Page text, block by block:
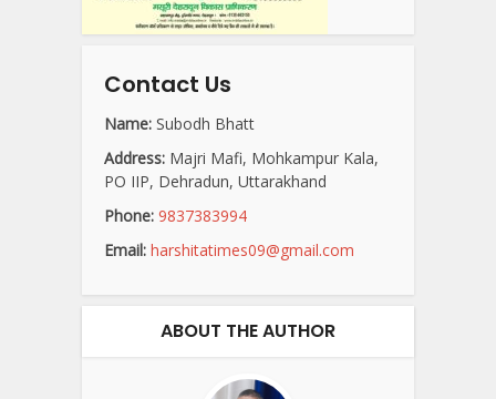
Contact Us
Name: Subodh Bhatt
Address: Majri Mafi, Mohkampur Kala,
PO IIP, Dehradun, Uttarakhand
Phone: 9837383994
Email: harshitatimes09@gmail.com
ABOUT THE AUTHOR